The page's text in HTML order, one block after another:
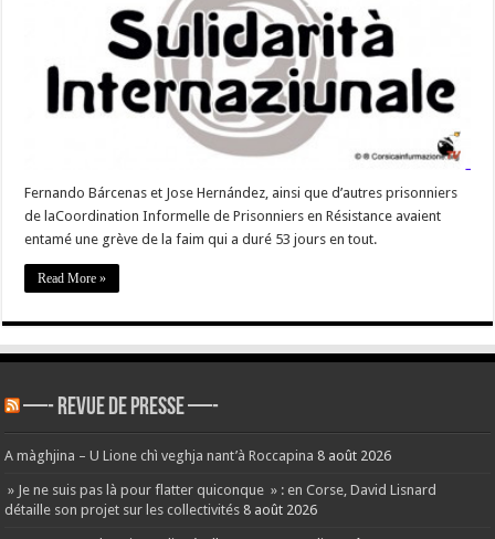
Bárcenas
à
nouveau
en
grève
de
la
faim »
Fernando Bárcenas et Jose Hernández, ainsi que d’autres prisonniers
de laCoordination Informelle de Prisonniers en Résistance avaient
entamé une grève de la faim qui a duré 53 jours en tout.
Read More »
—- REVUE DE PRESSE —-
A màghjina – U Lione chì veghja nant’à Roccapina 8 août 2026
» Je ne suis pas là pour flatter quiconque » : en Corse, David Lisnard
détaille son projet sur les collectivités 8 août 2026